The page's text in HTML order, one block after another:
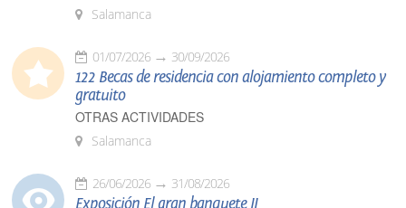
Salamanca
01/07/2026 30/09/2026
122 Becas de residencia con alojamiento completo y
gratuito
OTRAS ACTIVIDADES
Salamanca
26/06/2026 31/08/2026
Exposición El gran banquete II